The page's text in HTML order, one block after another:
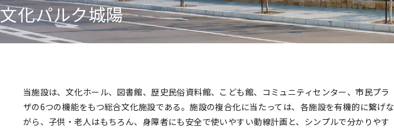
文化パルク城陽
当施設は、文化ホール、図書館、歴史民俗資料館、こども館、コミュニティセンター、市民プラ
ザの6つの機能をもつ総合文化施設である。施設の複合化に当たっては、各施設を有機的に繋げな
がら、子供・老人はもちろん、身障者にも安全で使いやすい動線計画と、シンプルで分かりやす